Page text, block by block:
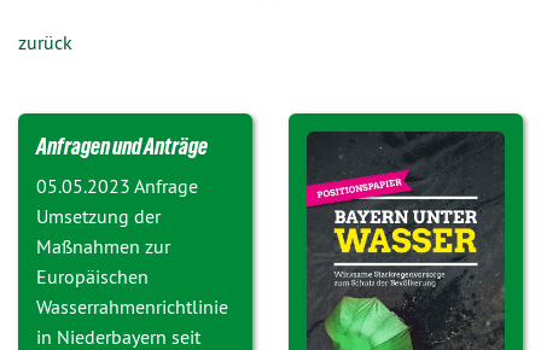
zurück
Anfragen und Anträge
05.05.2023 Anfrage
Umsetzung der
Maßnahmen zur
Europäischen
Wasserrahmenrichtlinie
in Niederbayern seit